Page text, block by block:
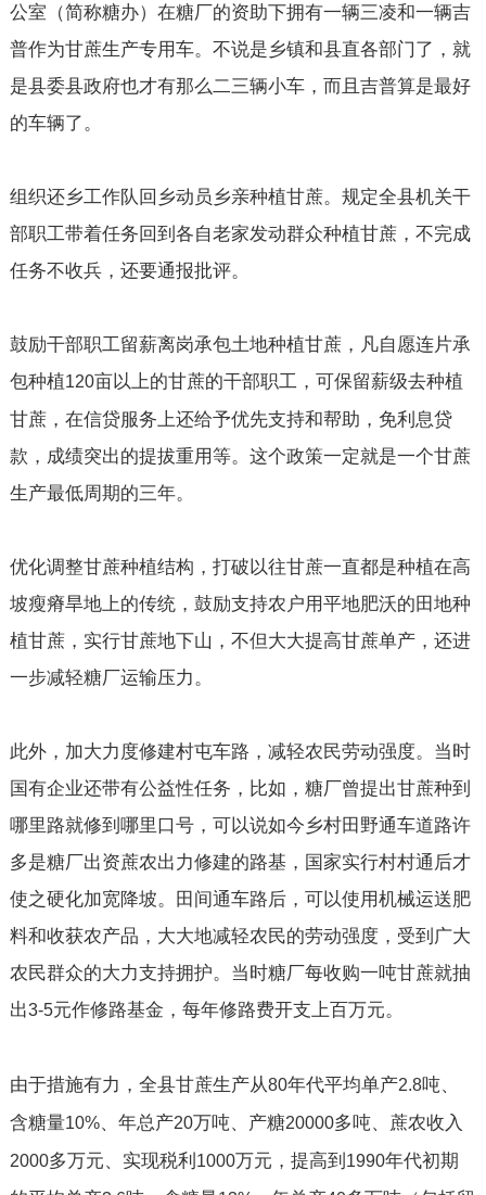
公室（简称糖办）在糖厂的资助下拥有一辆三凌和一辆吉
普作为甘蔗生产专用车。不说是乡镇和县直各部门了，就
是县委县政府也才有那么二三辆小车，而且吉普算是最好
的车辆了。
组织还乡工作队回乡动员乡亲种植甘蔗。规定全县机关干
部职工带着任务回到各自老家发动群众种植甘蔗，不完成
任务不收兵，还要通报批评。
鼓励干部职工留薪离岗承包土地种植甘蔗，凡自愿连片承
包种植120亩以上的甘蔗的干部职工，可保留薪级去种植
甘蔗，在信贷服务上还给予优先支持和帮助，免利息贷
款，成绩突出的提拔重用等。这个政策一定就是一个甘蔗
生产最低周期的三年。
优化调整甘蔗种植结构，打破以往甘蔗一直都是种植在高
坡瘦瘠旱地上的传统，鼓励支持农户用平地肥沃的田地种
植甘蔗，实行甘蔗地下山，不但大大提高甘蔗单产，还进
一步减轻糖厂运输压力。
此外，加大力度修建村屯车路，减轻农民劳动强度。当时
国有企业还带有公益性任务，比如，糖厂曾提出甘蔗种到
哪里路就修到哪里口号，可以说如今乡村田野通车道路许
多是糖厂出资蔗农出力修建的路基，国家实行村村通后才
使之硬化加宽降坡。田间通车路后，可以使用机械运送肥
料和收获农产品，大大地减轻农民的劳动强度，受到广大
农民群众的大力支持拥护。当时糖厂每收购一吨甘蔗就抽
出3-5元作修路基金，每年修路费开支上百万元。
由于措施有力，全县甘蔗生产从80年代平均单产2.8吨、
含糖量10%、年总产20万吨、产糖20000多吨、蔗农收入
2000多万元、实现税利 1000万元，提高到 1990年代初期